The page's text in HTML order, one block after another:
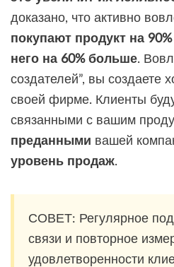
доказано, что активно
покупают продукт на
него на 60% больше.
создателей”, вы создаете
своей фирме. Клиенты
связанными с вашим
преданными вашей
уровень продаж.
СОВЕТ: Регулярное
связи и повторное
удовлетворенности